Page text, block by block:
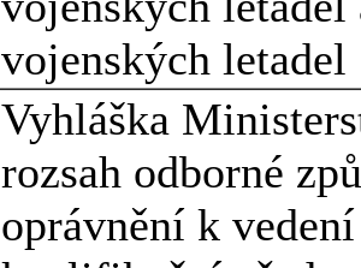
vojenských letadel
Vyhláška
rozsah odborné
oprávnění k